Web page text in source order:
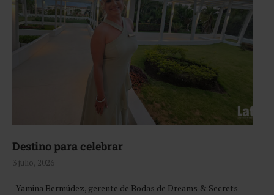
Destino para celebrar
3 julio, 2026
Yamina Bermúdez, gerente de Bodas de Dreams & Secrets